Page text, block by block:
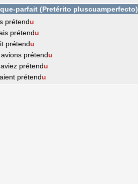
parfait (Pretérito pluscuamperfecto)
prétendu
prétendu
prétendu
prétendu
prétendu
prétendu